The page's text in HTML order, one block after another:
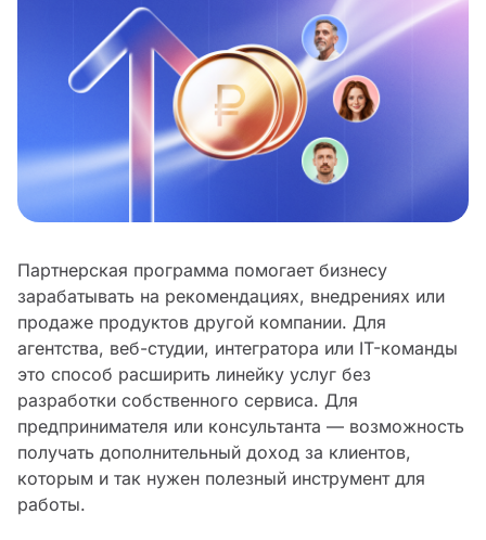
Партнерская программа помогает бизнесу
зарабатывать на рекомендациях, внедрениях или
продаже продуктов другой компании. Для
агентства, веб-студии, интегратора или IT-команды
это способ расширить линейку услуг без
разработки собственного сервиса. Для
предпринимателя или консультанта — возможность
получать дополнительный доход за клиентов,
которым и так нужен полезный инструмент для
работы.